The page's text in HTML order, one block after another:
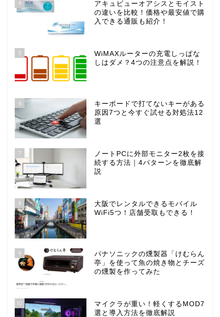
4
アキュビューオアシスとモイスト
の違いを比較！価格や最安値で購
入できる通販も紹介！
5
WiMAXルーターの充電しっぱな
しはダメ？4つの注意点を解説！
6
キーボードで打てないキーがある
原因7つと今すぐ試せる対処法12
選
7
ノートPCに外部モニター2枚を接
続する方法｜4パターンを徹底解
説
8
大阪でレンタルできるモバイル
WiFi5つ！店舗受取もできる！
9
パナソニックの燻製器「けむらん
亭」を使って魚の焼き物とチーズ
の燻製を作ってみた
10
マイクラが重い！軽くするMOD7
選と導入方法を徹底解説